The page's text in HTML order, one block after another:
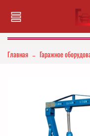
Главная Гаражное